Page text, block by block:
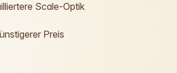
Scale-Optik
Preis